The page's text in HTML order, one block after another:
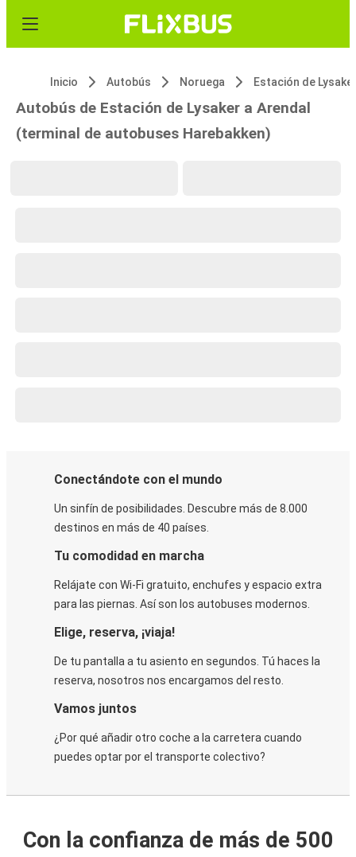
Inicio Autobús Noruega Estación de
Autobús de Estación de Lysaker a Arendal
(terminal de autobuses Harebakken)
Conectándote con el mundo
Un sinfín de posibilidades. Descubre más de 8.000
destinos en más de 40 países.
Tu comodidad en marcha
Relájate con Wi-Fi gratuito, enchufes y espacio extra
para las piernas. Así son los autobuses modernos.
Elige, reserva, ¡viaja!
De tu pantalla a tu asiento en segundos. Tú haces la
reserva, nosotros nos encargamos del resto.
Vamos juntos
¿Por qué añadir otro coche a la carretera cuando
puedes optar por el transporte colectivo?
Con la confianza de más de 500